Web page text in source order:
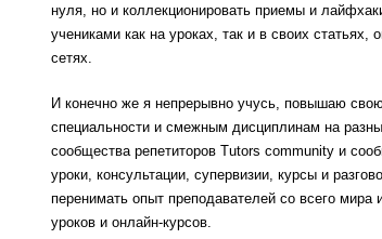
нуля, но и коллекционировать приемы и
учениками как на уроках, так и в своих
сетях.
И конечно же я непрерывно учусь, повышаю
специальности и смежным дисциплинам на
сообщества репетиторов Tutors community и
уроки, консультации, супервизии, курсы и
перенимать опыт преподавателей со всего мира
уроков и онлайн-курсов.